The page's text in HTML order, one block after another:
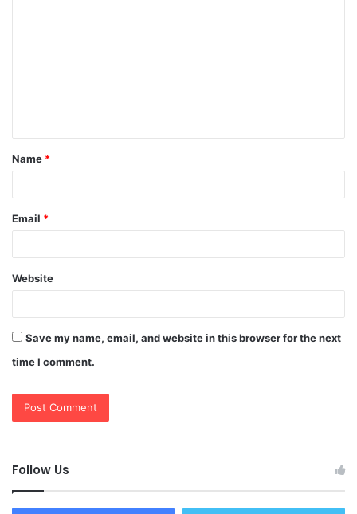
t
*
Name *
Email *
Website
Save my name, email, and website in this browser for the next
time I comment.
Follow Us